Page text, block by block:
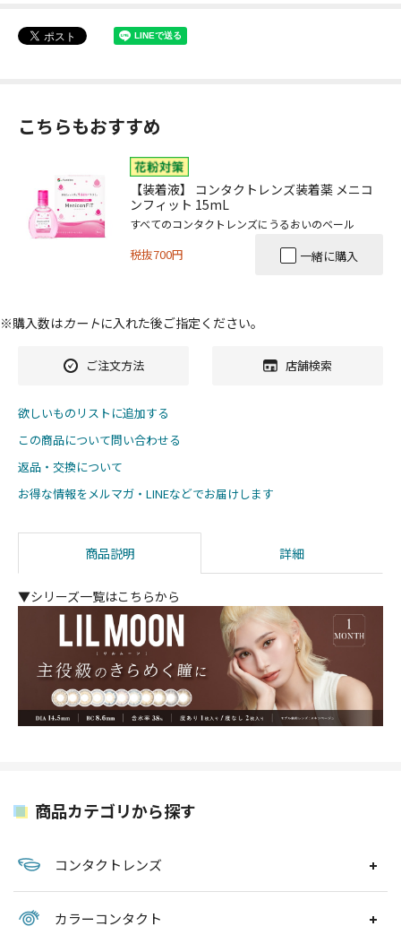
こちらもおすすめ
【装着液】 コンタクトレンズ装着薬 メニコ
ンフィット 15mL
すべてのコンタクトレンズにうるおいのベール
税抜700円 一緒に購入
※購入数はカートに入れた後ご指定ください。
ご注文方法 店舗検索
欲しいものリストに追加する
この商品について問い合わせる
返品・交換について
お得な情報をメルマガ・LINEなどでお届けします
商品説明 詳細
▼シリーズ一覧はこちらから
商品カテゴリから探す
コンタクトレンズ
カラーコンタクト